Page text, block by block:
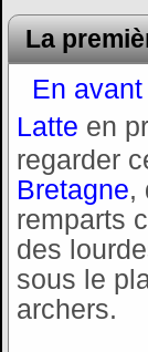
La
En
Latte en
regarder
Bretagne,
remparts
des
sous le
archers.